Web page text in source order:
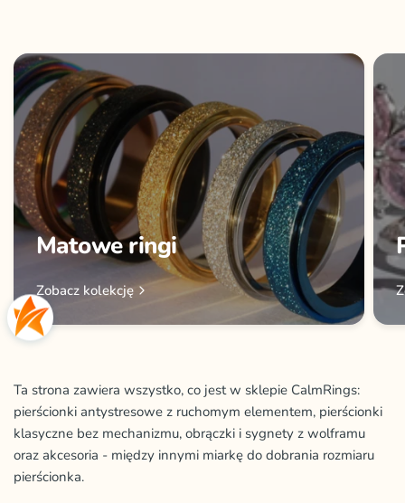
Matowe ringi
Zobacz kolekcję
Ta strona zawiera wszystko, co jest w sklepie CalmRings:
pierścionki antystresowe z ruchomym elementem, pierścionki
klasyczne bez mechanizmu, obrączki i sygnety z wolframu
oraz akcesoria - między innymi miarkę do dobrania rozmiaru
pierścionka.